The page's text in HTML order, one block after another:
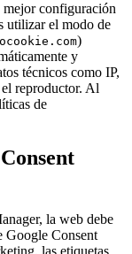
mejor configuración
utilizar el modo de
)
y
técnicos como IP,
reproductor. Al
de
la web debe
Google Consent